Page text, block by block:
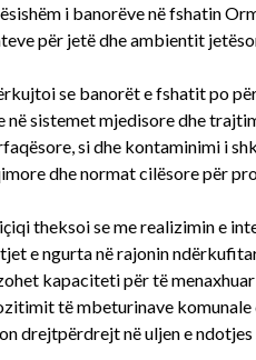
i banorëve në fshatin
për jetë dhe ambientit
se banorët e fshatit po
në sistemet mjedisore dhe
si dhe kontaminimi i
dhe normat cilësore për
theksoi se me realizimin e
e ngurta në rajonin
kapaciteti për të
të mbeturinave komunale
drejtpërdrejt në uljen e